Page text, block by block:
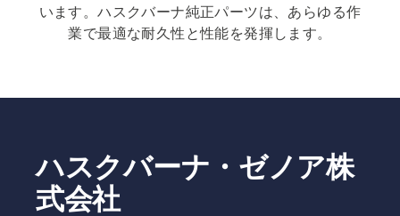
います。ハスクバーナ純正パーツは、あらゆる作
業で最適な耐久性と性能を発揮します。
ハスクバーナ・ゼノア株
式会社